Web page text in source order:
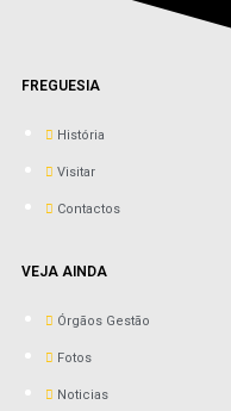
FREGUESIA
História
Visitar
Contactos
VEJA AINDA
Órgãos Gestão
Fotos
Noticias